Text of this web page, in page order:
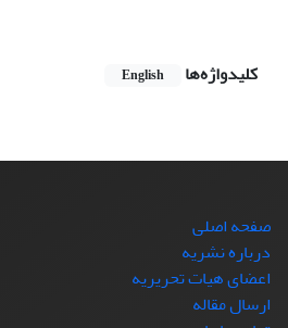
کلیدواژه‌ها
English
صفحه اصلی
درباره نشریه
اعضای هیات تحریریه
ارسال مقاله